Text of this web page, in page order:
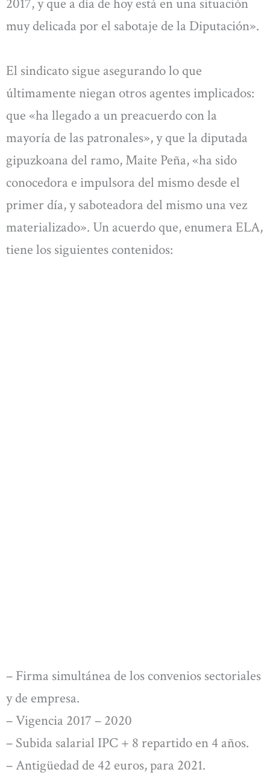
2017, y que a día de hoy está en una situación
muy delicada por el sabotaje de la Diputación».
El sindicato sigue asegurando lo que
últimamente niegan otros agentes implicados:
que «ha llegado a un preacuerdo con la
mayoría de las patronales», y que la diputada
gipuzkoana del ramo, Maite Peña, «ha sido
conocedora e impulsora del mismo desde el
primer día, y saboteadora del mismo una vez
materializado». Un acuerdo que, enumera ELA,
tiene los siguientes contenidos:
– Firma simultánea de los convenios sectoriales
y de empresa.
– Vigencia 2017 – 2020
– Subida salarial IPC + 8 repartido en 4 años.
– Antigüedad de 42 euros, para 2021.